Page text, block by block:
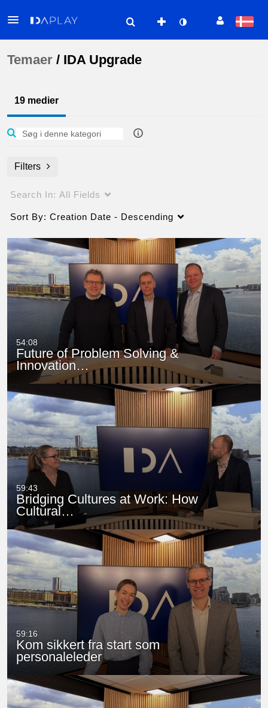
Temaer / IDA Upgrade
19 medier
Filters
Search In: All Fields
Sort By: Creation Date - Descending
54:08
Future of Problem Solving &
Innovation…
59:43
Bridging Cultures at Work: How
Cultural…
59:16
Kom sikkert fra start som
personaleleder